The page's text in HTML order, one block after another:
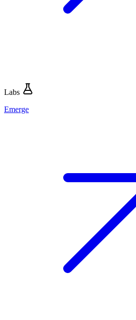
Labs
Emerge